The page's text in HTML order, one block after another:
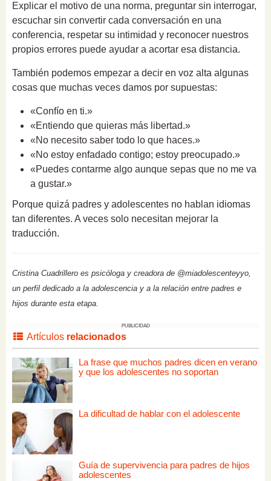
Explicar el motivo de una norma, preguntar sin interrogar,
escuchar sin convertir cada conversación en una
conferencia, respetar su intimidad y reconocer nuestros
propios errores puede ayudar a acortar esa distancia.
También podemos empezar a decir en voz alta algunas
cosas que muchas veces damos por supuestas:
«Confío en ti.»
«Entiendo que quieras más libertad.»
«No necesito saber todo lo que haces.»
«No estoy enfadado contigo; estoy preocupado.»
«Puedes contarme algo aunque sepas que no me va
a gustar.»
Porque quizá padres y adolescentes no hablan idiomas
tan diferentes. A veces solo necesitan mejorar la
traducción.
Cristina Cuadrillero es psicóloga y creadora de @miadolescenteyyo,
un perfil dedicado a la adolescencia y a la relación entre padres e
hijos durante esta etapa.
PUBLICIDAD
Artículos relacionados
La frase que muchos padres dicen en verano
y que los adolescentes no soportan
La dificultad de hablar con el adolescente
Guía de supervivencia para padres de hijos
adolescentes